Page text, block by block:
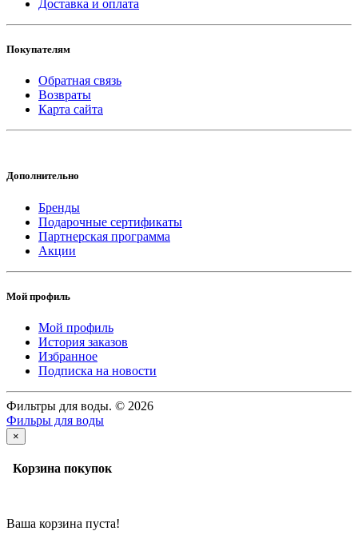
Доставка и оплата
Покупателям
Обратная связь
Возвраты
Карта сайта
Дополнительно
Бренды
Подарочные сертификаты
Партнерская программа
Акции
Мой профиль
Мой профиль
История заказов
Избранное
Подписка на новости
Фильтры для воды. © 2026
Фильры для воды
×
Корзина покупок
Ваша корзина пуста!